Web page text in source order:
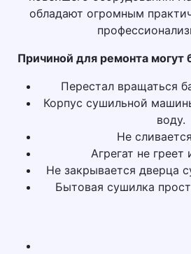
обладают огромным
Причиной для ремонта могут
Перестал вращаться
Корпус сушильной
воду.
Не
Агрегат не греет
Не закрывается дверца
Бытовая сушилка